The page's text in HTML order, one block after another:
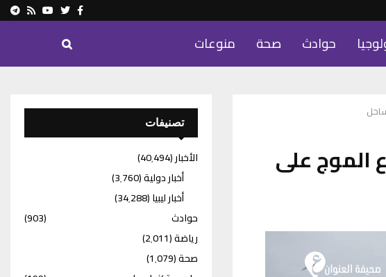
Facebook
Twitter
Youtube
Rss
حوادث صحة منوعات
الموج على
تصنيفات
الأخبار(40٬494)
أخبار دولية(3٬760)
أخبار ليبيا(34٬288)
حوادث
(903)
رياضة(2٬011)
صحة(1٬079)